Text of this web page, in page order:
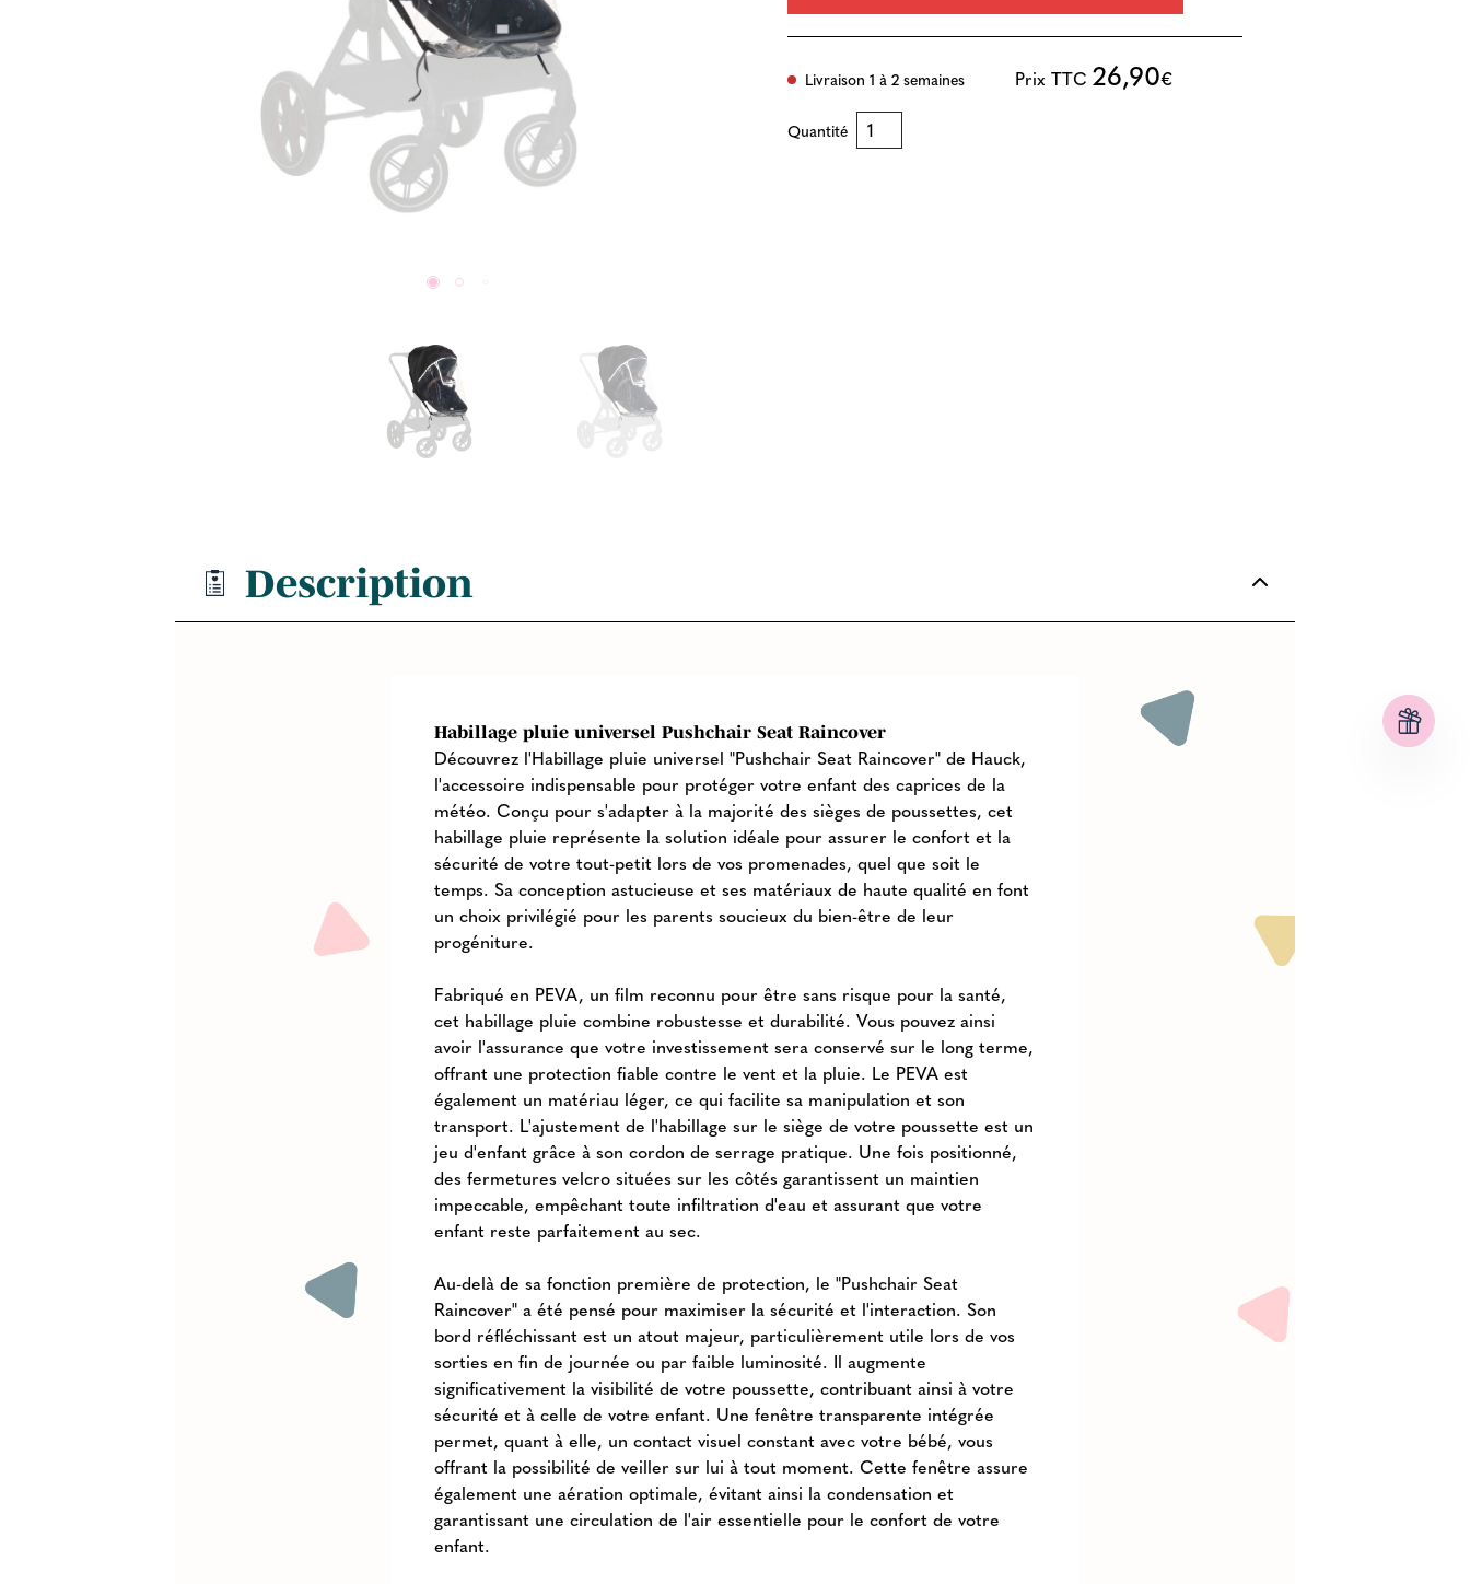
Livraison 1 à 2 semaines Prix TTC 26,90€
Quantité
Description
Habillage pluie universel Pushchair Seat Raincover
Découvrez l'Habillage pluie universel "Pushchair Seat Raincover" de Hauck,
l'accessoire indispensable pour protéger votre enfant des caprices de la
météo. Conçu pour s'adapter à la majorité des sièges de poussettes, cet
habillage pluie représente la solution idéale pour assurer le confort et la
sécurité de votre tout-petit lors de vos promenades, quel que soit le
temps. Sa conception astucieuse et ses matériaux de haute qualité en font
un choix privilégié pour les parents soucieux du bien-être de leur
progéniture.
Fabriqué en PEVA, un film reconnu pour être sans risque pour la santé,
cet habillage pluie combine robustesse et durabilité. Vous pouvez ainsi
avoir l'assurance que votre investissement sera conservé sur le long terme,
offrant une protection fiable contre le vent et la pluie. Le PEVA est
également un matériau léger, ce qui facilite sa manipulation et son
transport. L'ajustement de l'habillage sur le siège de votre poussette est un
jeu d'enfant grâce à son cordon de serrage pratique. Une fois positionné,
des fermetures velcro situées sur les côtés garantissent un maintien
impeccable, empêchant toute infiltration d'eau et assurant que votre
enfant reste parfaitement au sec.
Au-delà de sa fonction première de protection, le "Pushchair Seat
Raincover" a été pensé pour maximiser la sécurité et l'interaction. Son
bord réfléchissant est un atout majeur, particulièrement utile lors de vos
sorties en fin de journée ou par faible luminosité. Il augmente
significativement la visibilité de votre poussette, contribuant ainsi à votre
sécurité et à celle de votre enfant. Une fenêtre transparente intégrée
permet, quant à elle, un contact visuel constant avec votre bébé, vous
offrant la possibilité de veiller sur lui à tout moment. Cette fenêtre assure
également une aération optimale, évitant ainsi la condensation et
garantissant une circulation de l'air essentielle pour le confort de votre
enfant.